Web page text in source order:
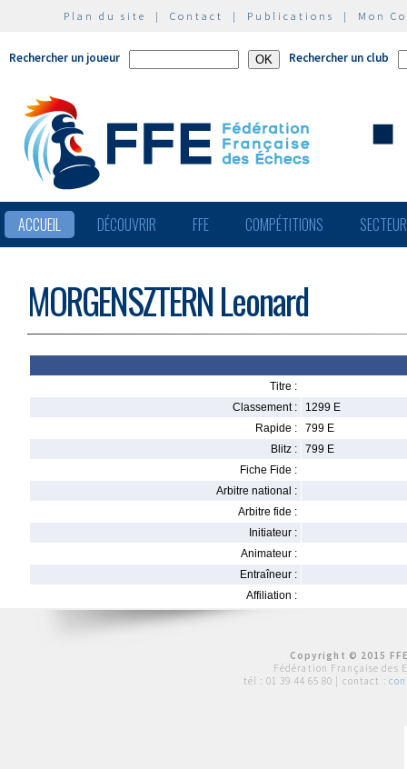
Plan du site | Contact | Publications | Mon
Rechercher un joueur Rechercher un club
ACCUEIL DÉCOUVRIR FFE COMPÉTITIONS
MORGENSZTERN Leonard
Titre :
Classement :
1299 E
Rapide :
799 E
Blitz :
799 E
Fiche Fide :
Arbitre national :
Arbitre fide :
Initiateur :
Animateur :
Entraîneur :
Affiliation :
Copyright © 2015
Fédération Française des
tél : 01 39 44 65 80 | contact :